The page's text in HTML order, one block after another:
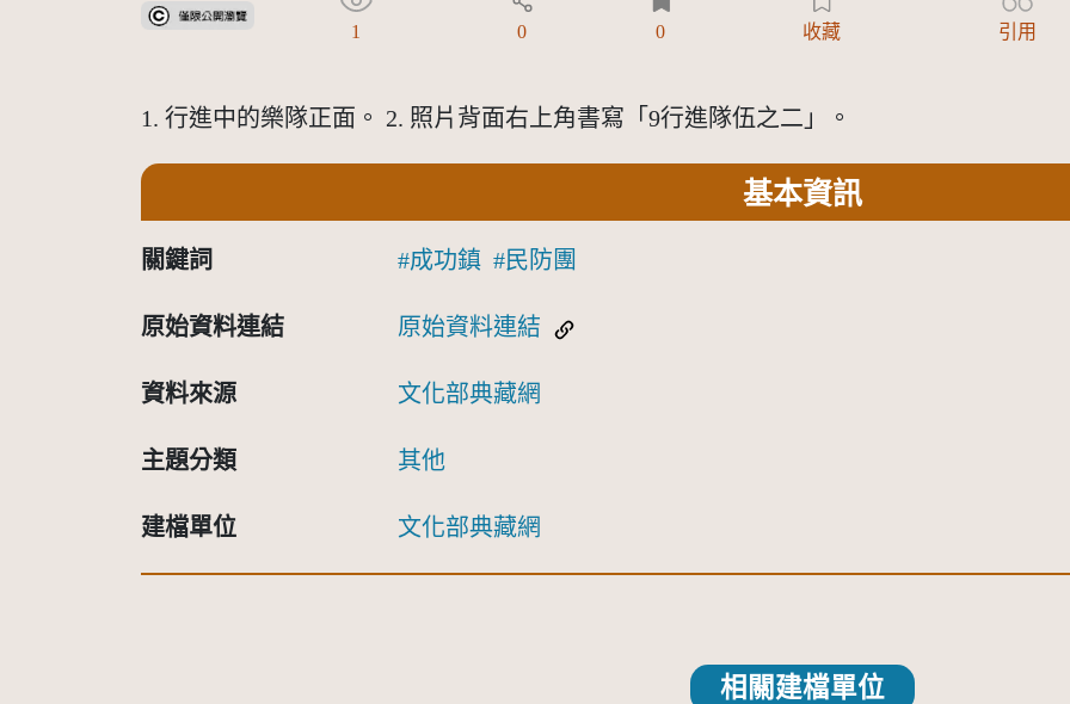
受著作權法保護-僅限於本平台有限度公開瀏覽
1 0 0 收藏 引用
1. 行進中的樂隊正面。 2. 照片背面右上角書寫「9行進隊伍之二」。
基本資訊
關鍵詞 成功鎮 民防團
原始資料連結 原始資料連結
資料來源 文化部典藏網
主題分類 其他
建檔單位 文化部典藏網
相關建檔單位